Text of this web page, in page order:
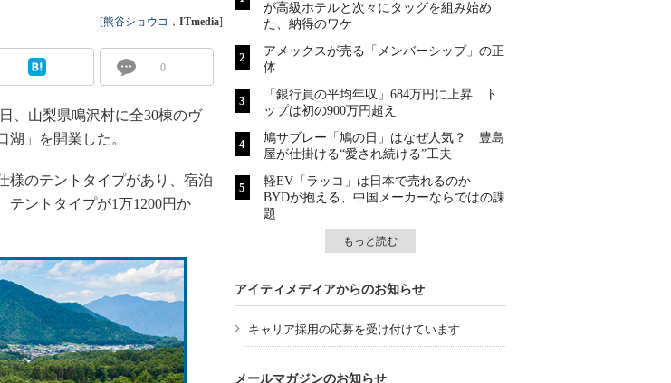
[熊谷ショウコ ， ITmedia]
0
、山梨県鳴沢村に全30棟のヴ
」を開業した。
のテントタイプがあり、宿泊
テントタイプが1万1200円か
が高級ホテルと次々にタッグを組み始め
た、納得のワケ
アメックスが売る「メンバーシップ」の正
体
「銀行員の平均年収」684万円に上昇 ト
ップは初の900万円超え
鳩サブレー「鳩の日」はなぜ人気？ 豊島
屋が仕掛ける“愛され続ける”工夫
軽EV「ラッコ」は日本で売れるのか
BYDが抱える、中国メーカーならではの課
題
もっと読む
アイティメディアからのお知らせ
キャリア採用の応募を受け付けています
メールマガジンのお知らせ